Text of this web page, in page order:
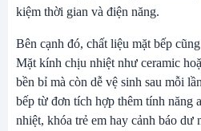
kiệm thời gian và điện năng.
Bên cạnh đó, chất liệu mặt bếp
Mặt kính chịu nhiệt như ceramic
bền bỉ mà còn dễ vệ sinh sau mỗi
bếp từ đơn tích hợp thêm tính năng
nhiệt, khóa trẻ em hay cảnh báo dư